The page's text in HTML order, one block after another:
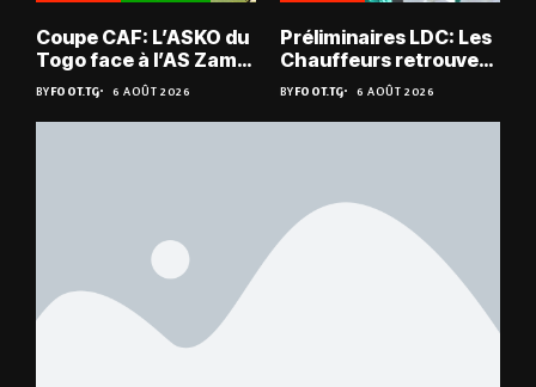
Coupe CAF: L’ASKO du
Togo face à l’AS Zam
du Niger
BYFOOT.TG 6 AOÛT 2026
Préliminaires LDC: Les
Chauffeurs retrouvent
les Mimos
BYFOOT.TG 6 AOÛT 2026